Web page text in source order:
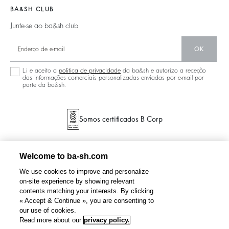
PIMBUS capuz
Joias
BA&SH CLUB
Junte-se ao ba&sh club
OK
Li e aceito a política de privacidade da ba&sh e autorizo a receção
das informações comerciais personalizadas enviadas por e-mail por
parte da ba&sh.
Somos certificados B Corp
Welcome to ba-sh.com
We use cookies to improve and personalize
on-site experience by showing relevant
contents matching your interests. By clicking
« Accept & Continue », you are consenting to
our use of cookies.
Read more about our privacy policy.